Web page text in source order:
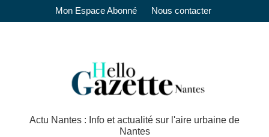
Mon Espace Abonné Nous contacter
Actu Nantes : Info et actualité sur l'aire urbaine de
Nantes